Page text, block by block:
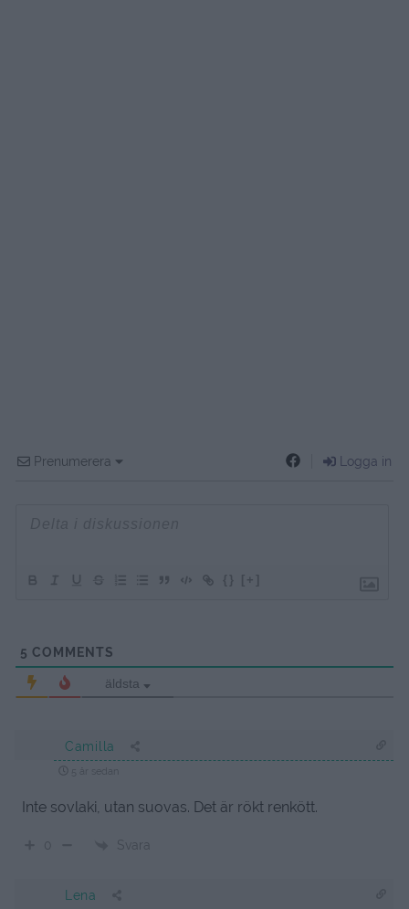
Prenumerera Logga in
{} [+]
5 COMMENTS
äldsta
Camilla
Inte sovlaki, utan suovas. Det är rökt renkött.
Svara
Lena